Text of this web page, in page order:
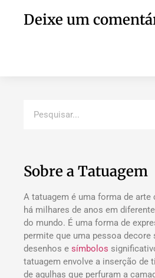
Deixe um
Sobre a Tatuagem
A tatuagem é uma forma de
há milhares de anos em
do mundo. É uma forma de
permite que uma pessoa decore
desenhos e símbolos
tatuagem envolve a inserção de
de agulhas que perfuram a